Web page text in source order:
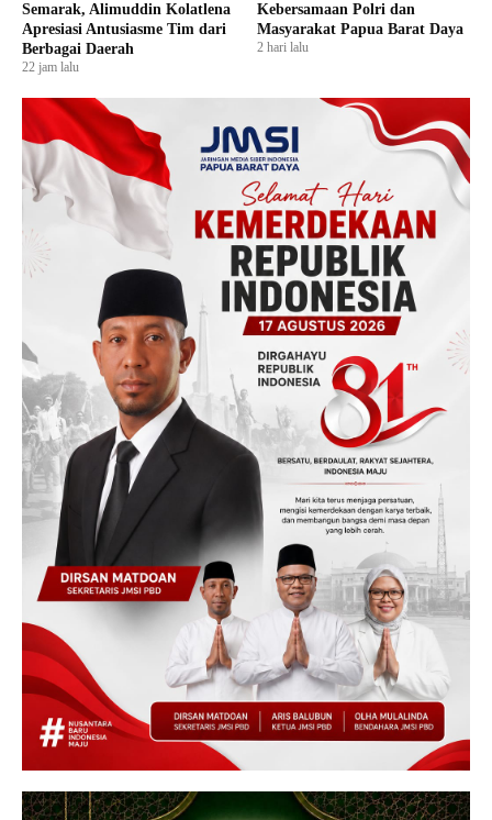
Semarak, Alimuddin Kolatlena
Apresiasi Antusiasme Tim dari
Berbagai Daerah
22 jam lalu
Kebersamaan Polri dan
Masyarakat Papua Barat Daya
2 hari lalu